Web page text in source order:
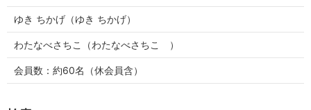
ゆき ちかげ（ゆき ちかげ）
わたなべさちこ（わたなべさちこ ）
会員数：約60名（休会員含）